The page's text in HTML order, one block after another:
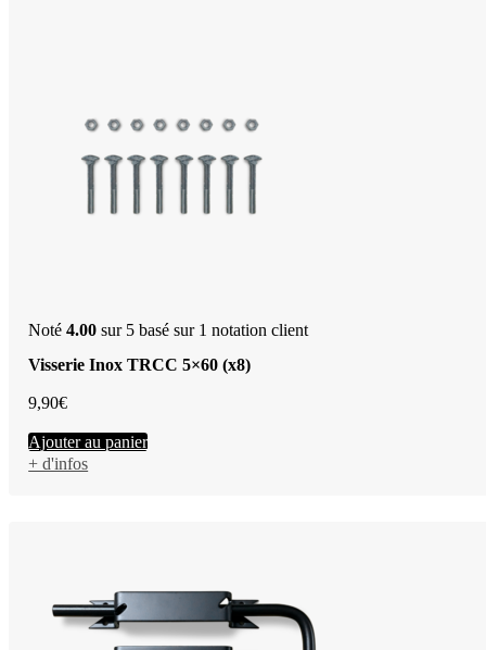
Noté4.00 sur 5 basé sur 1 notation client
Visserie Inox TRCC 5×60 (x8)
9,90€
Ajouter au panier
+ d'infos